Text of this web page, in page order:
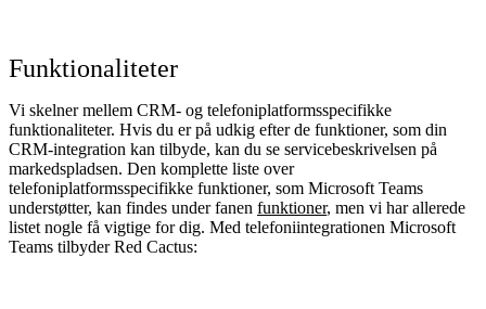
Funktionaliteter
Vi skelner mellem CRM- og telefoniplatformsspecifikke
funktionaliteter. Hvis du er på udkig efter de funktioner, som din
CRM-integration kan tilbyde, kan du se servicebeskrivelsen på
markedspladsen. Den komplette liste over
telefoniplatformsspecifikke funktioner, som Microsoft Teams
understøtter, kan findes under fanen funktioner, men vi har allerede
listet nogle få vigtige for dig. Med telefoniintegrationen Microsoft
Teams tilbyder Red Cactus: